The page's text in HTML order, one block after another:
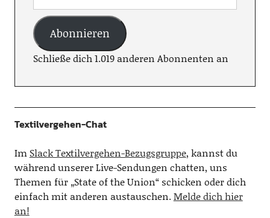
Abonnieren
Schließe dich 1.019 anderen Abonnenten an
Textilvergehen-Chat
Im Slack Textilvergehen-Bezugsgruppe, kannst du
während unserer Live-Sendungen chatten, uns
Themen für „State of the Union“ schicken oder dich
einfach mit anderen austauschen.Melde dich hier
an!